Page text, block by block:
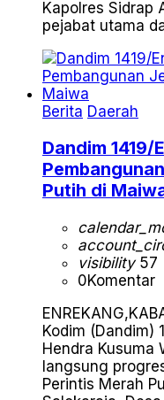
Kapolres Sidrap
pejabat utama
Berita Daerah
Dandim
Putih di
visibility57
0Komentar
Kodim (Dandim)
Hendra Kusuma
langsung
Perintis Merah